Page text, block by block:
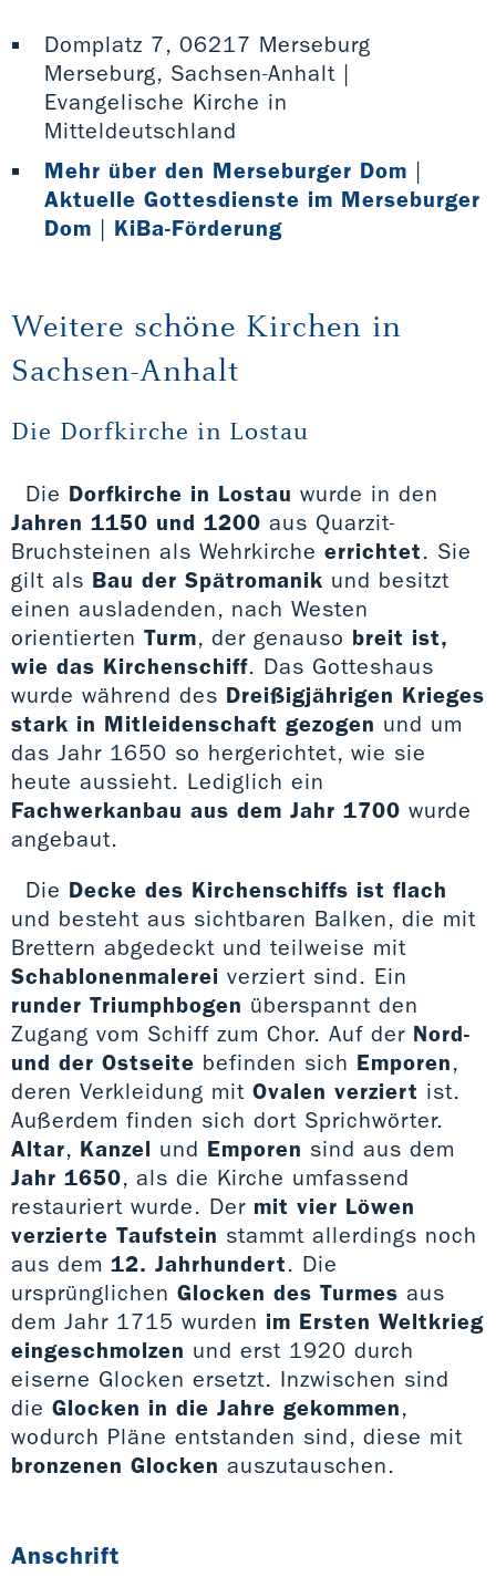
Domplatz 7, 06217 Merseburg
Merseburg, Sachsen-Anhalt |
Evangelische Kirche in
Mitteldeutschland
Mehr über den Merseburger Dom |
Aktuelle Gottesdienste im Merseburger
Dom | KiBa-Förderung
Weitere schöne Kirchen in
Sachsen-Anhalt
Die Dorfkirche in Lostau
Die Dorfkirche in Lostau wurde in den
Jahren 1150 und 1200 aus Quarzit-
Bruchsteinen als Wehrkirche errichtet. Sie
gilt als Bau der Spätromanik und besitzt
einen ausladenden, nach Westen
orientierten Turm, der genauso breit ist,
wie das Kirchenschiff. Das Gotteshaus
wurde während des Dreißigjährigen Krieges
stark in Mitleidenschaft gezogen und um
das Jahr 1650 so hergerichtet, wie sie
heute aussieht. Lediglich ein
Fachwerkanbau aus dem Jahr 1700 wurde
angebaut.
Die Decke des Kirchenschiffs ist flach
und besteht aus sichtbaren Balken, die mit
Brettern abgedeckt und teilweise mit
Schablonenmalerei verziert sind. Ein
runder Triumphbogen überspannt den
Zugang vom Schiff zum Chor. Auf der Nord-
und der Ostseite befinden sich Emporen,
deren Verkleidung mit Ovalen verziert ist.
Außerdem finden sich dort Sprichwörter.
Altar, Kanzel und Emporen sind aus dem
Jahr 1650, als die Kirche umfassend
restauriert wurde. Der mit vier Löwen
verzierte Taufstein stammt allerdings noch
aus dem 12. Jahrhundert. Die
ursprünglichen Glocken des Turmes aus
dem Jahr 1715 wurden im Ersten Weltkrieg
eingeschmolzen und erst 1920 durch
eiserne Glocken ersetzt. Inzwischen sind
die Glocken in die Jahre gekommen,
wodurch Pläne entstanden sind, diese mit
bronzenen Glocken auszutauschen.
Anschrift